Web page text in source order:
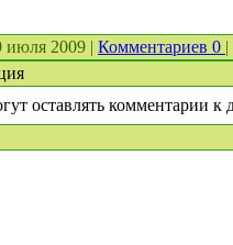
июля 2009 | Комментариев 0 |
оставлять комментарии